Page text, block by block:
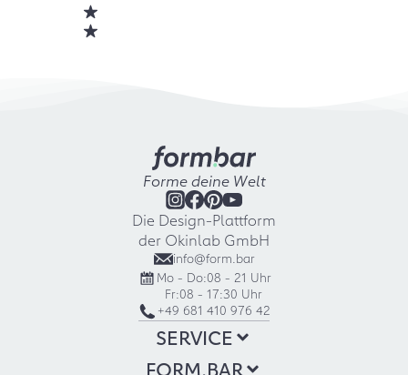
Forme deine Welt
Die Design-Plattform
der Okinlab GmbH
info@form.bar
Mo - Do:08 - 21 Uhr
Fr:08 - 17:30 Uhr
+49 681 410 976 42
SERVICE
FORM.BAR